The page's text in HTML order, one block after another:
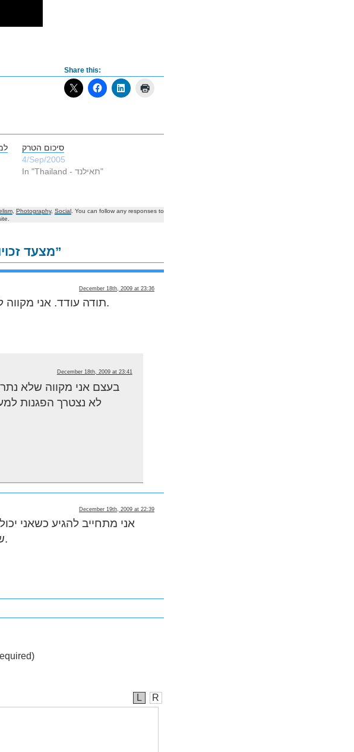
Share this:
סיכום הטרק
4/Sep/2005
In "Thailand - תאילנד‎"
, Photography, Social. You can follow any responses to
3 Responses to “מצעד זכויות האדם הראשון בתל-אביב”
December 18th, 2009 at 23:36
תודה עודד. אני מקווה לראות אותך בהפגנות נוספות למען זכויות אדם.
December 18th, 2009 at 23:41
בעצם אני מקווה שלא
לא נצטרך הפגנות
December 19th, 2009 at 22:39
אני מתחייב להגיע כשאני
שאומרים – זה יהיה גרוע יותר לפני שזה ישתפר.
L
R